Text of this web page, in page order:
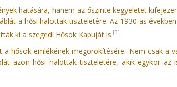
hatására, hanem az őszinte kegyeletet
a hősi halottak tiszteletére. Az 1930-as
ki a szegedi Hősök Kapuját is.[3]
a hősök emlékének megörökítésére. Nem csak a
azon hősi halottak tiszteletére, akik egykor az